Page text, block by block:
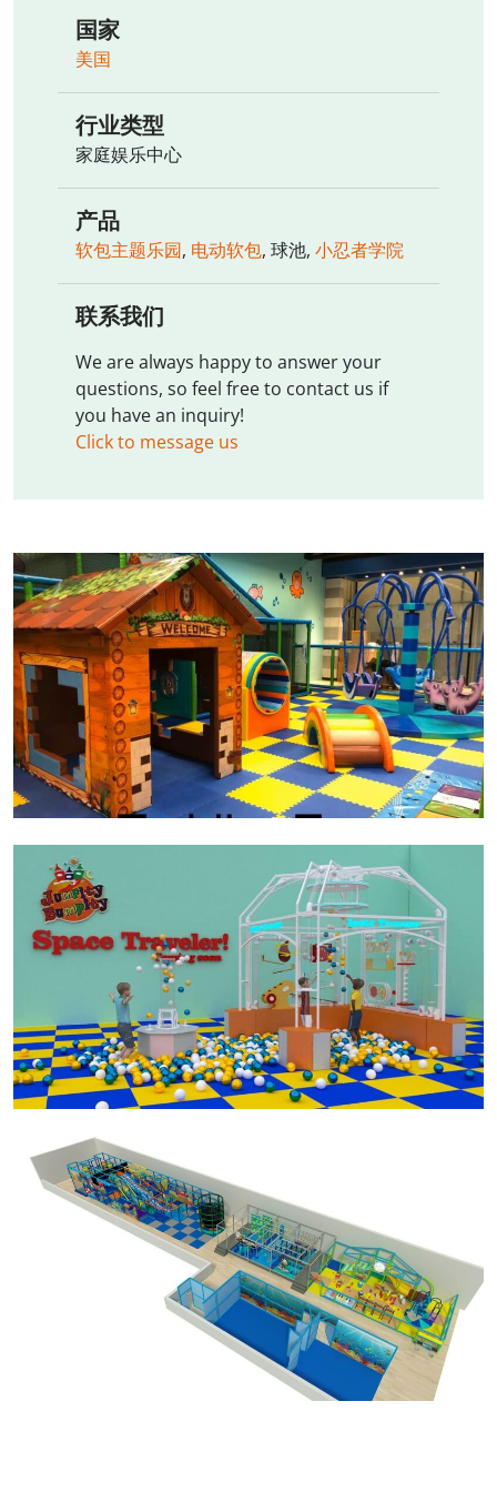
国家
美国
行业类型
家庭娱乐中心
产品
软包主题乐园, 电动软包, 球池, 小忍者学院
联系我们
We are always happy to answer your
questions, so feel free to contact us if
you have an inquiry!
Click to message us